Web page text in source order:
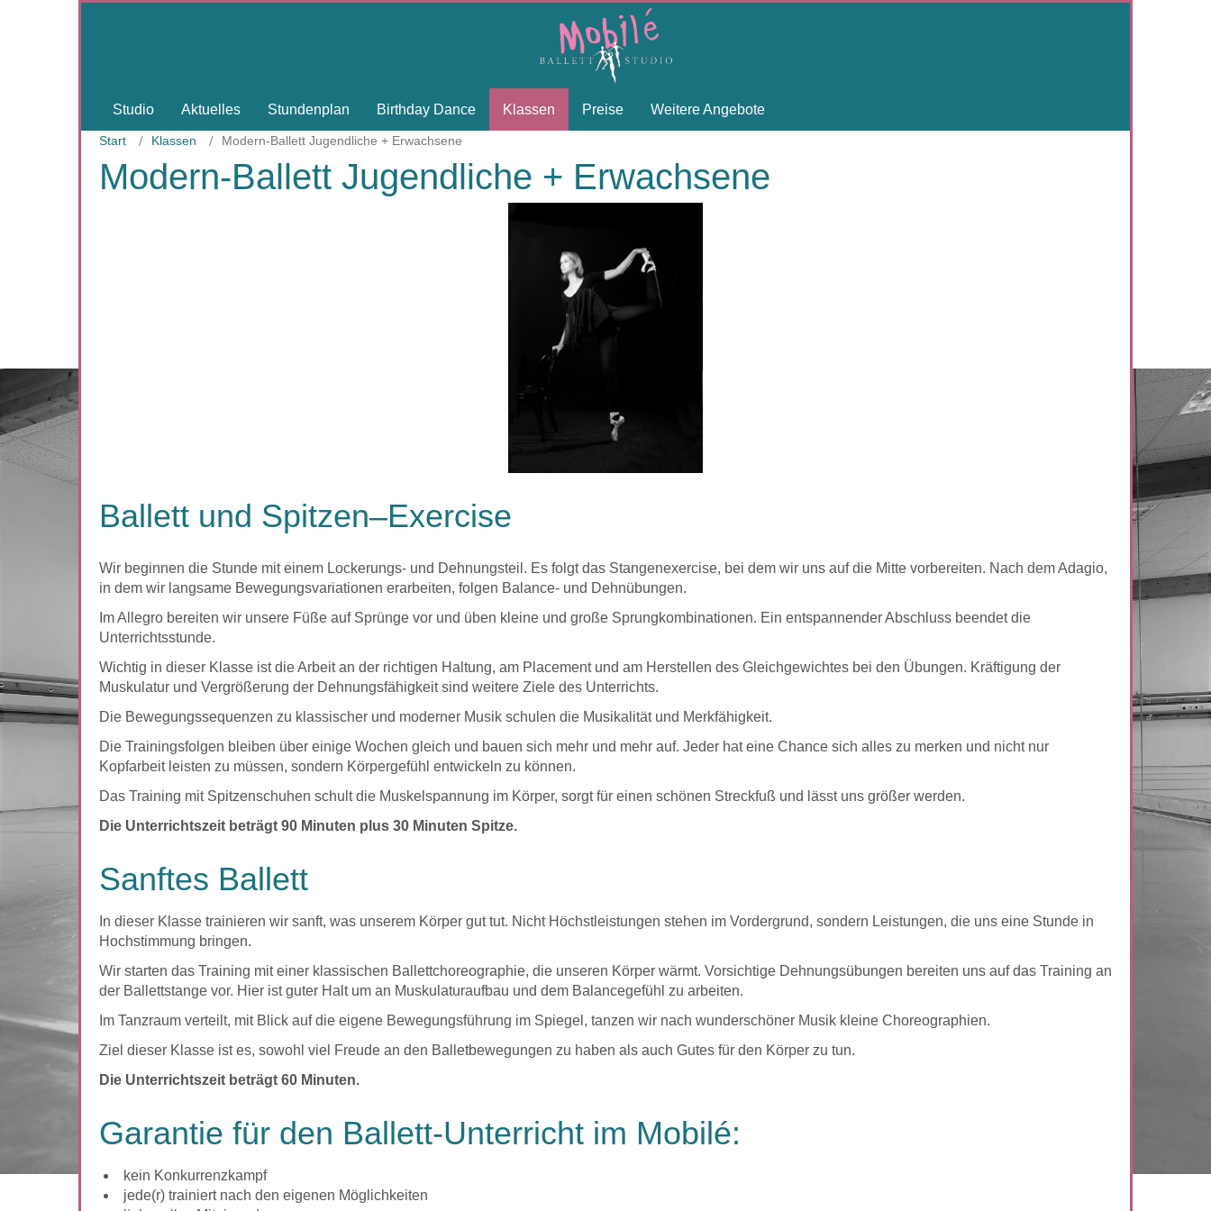
Studio Aktuelles Stundenplan Birthday Dance Klassen Preise Weitere Angebote
Start Klassen Modern-Ballett Jugendliche + Erwachsene
Modern-Ballett Jugendliche + Erwachsene
Ballett und Spitzen–Exercise
Wir beginnen die Stunde mit einem Lockerungs- und Dehnungsteil. Es folgt das Stangenexercise, bei dem wir uns auf die Mitte vorbereiten. Nach dem Adagio,
in dem wir langsame Bewegungsvariationen erarbeiten, folgen Balance- und Dehnübungen.
Im Allegro bereiten wir unsere Füße auf Sprünge vor und üben kleine und große Sprungkombinationen. Ein entspannender Abschluss beendet die
Unterrichtsstunde.
Wichtig in dieser Klasse ist die Arbeit an der richtigen Haltung, am Placement und am Herstellen des Gleichgewichtes bei den Übungen. Kräftigung der
Muskulatur und Vergrößerung der Dehnungsfähigkeit sind weitere Ziele des Unterrichts.
Die Bewegungssequenzen zu klassischer und moderner Musik schulen die Musikalität und Merkfähigkeit.
Die Trainingsfolgen bleiben über einige Wochen gleich und bauen sich mehr und mehr auf. Jeder hat eine Chance sich alles zu merken und nicht nur
Kopfarbeit leisten zu müssen, sondern Körpergefühl entwickeln zu können.
Das Training mit Spitzenschuhen schult die Muskelspannung im Körper, sorgt für einen schönen Streckfuß und lässt uns größer werden.
Die Unterrichtszeit beträgt 90 Minuten plus 30 Minuten Spitze.
Sanftes Ballett
In dieser Klasse trainieren wir sanft, was unserem Körper gut tut. Nicht Höchstleistungen stehen im Vordergrund, sondern Leistungen, die uns eine Stunde in
Hochstimmung bringen.
Wir starten das Training mit einer klassischen Ballettchoreographie, die unseren Körper wärmt. Vorsichtige Dehnungsübungen bereiten uns auf das Training an
der Ballettstange vor. Hier ist guter Halt um an Muskulaturaufbau und dem Balancegefühl zu arbeiten.
Im Tanzraum verteilt, mit Blick auf die eigene Bewegungsführung im Spiegel, tanzen wir nach wunderschöner Musik kleine Choreographien.
Ziel dieser Klasse ist es, sowohl viel Freude an den Balletbewegungen zu haben als auch Gutes für den Körper zu tun.
Die Unterrichtszeit beträgt 60 Minuten.
Garantie für den Ballett-Unterricht im Mobilé:
kein Konkurrenzkampf
jede(r) trainiert nach den eigenen Möglichkeiten